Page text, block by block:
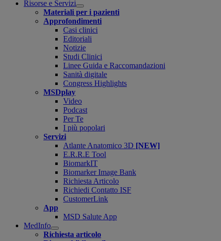
Risorse e Servizi
Open
submenu
Materiali per i pazienti
Approfondimenti
Casi clinici
Editoriali
Notizie
Studi Clinici
Linee Guida e Raccomandazioni
Sanità digitale
Congress Highlights
MSDplay
Video
Podcast
Per Te
I più popolari
Servizi
Atlante Anatomico 3D [NEW]
E.R.R.E Tool
BiomarkIT
Biomarker Image Bank
Richiesta Articolo
Richiedi Contatto ISF
CustomerLink
App
MSD Salute App
MedInfo
Open
submenu
Richiesta articolo